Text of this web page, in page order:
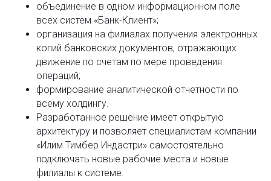
объединение в одном информационном поле
всех систем «Банк-Клиент»;
организация на филиалах получения электронных
копий банковских документов, отражающих
движение по счетам по мере проведения
операций;
формирование аналитической отчетности по
всему холдингу.
Разработанное решение имеет открытую
архитектуру и позволяет специалистам компании
«Илим Тимбер Индастри» самостоятельно
подключать новые рабочие места и новые
филиалы к системе.